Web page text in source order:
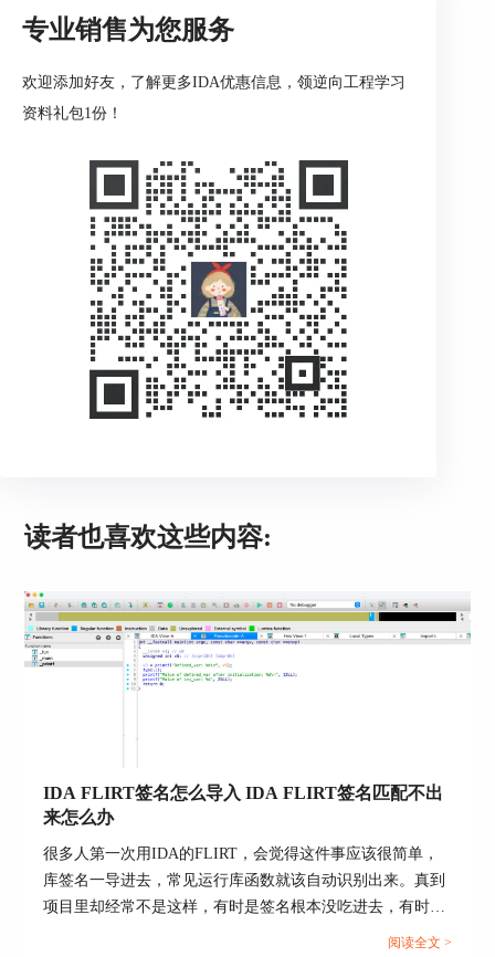
专业销售为您服务
欢迎添加好友，了解更多IDA优惠信息，领逆向工程学习
资料礼包1份！
读者也喜欢这些内容:
IDA FLIRT签名怎么导入 IDA FLIRT签名匹配不出
来怎么办
很多人第一次用IDA的FLIRT，会觉得这件事应该很简单，
库签名一导进去，常见运行库函数就该自动识别出来。真到
项目里却经常不是这样，有时是签名根本没吃进去，有时是
签名文件明明加载了，识别结果还是很少，还有一种情况更
阅读全文 >